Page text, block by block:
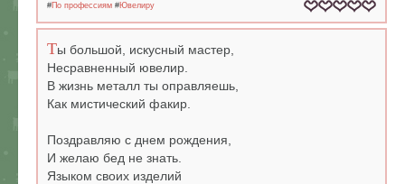
#По профессиям #Ювелиру
Ты большой, искусный мастер,
Несравненный ювелир.
В жизнь металл ты оправляешь,
Как мистический факир.
Поздравляю с днем рождения,
И желаю бед не знать.
Языком своих изделий